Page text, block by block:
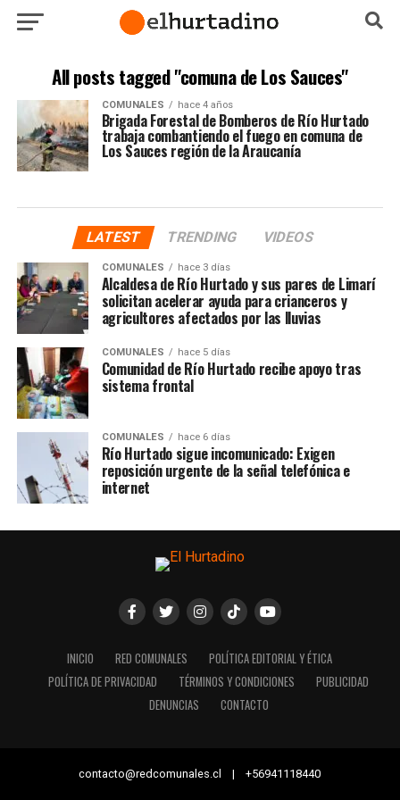
All posts tagged "comuna de Los Sauces"
COMUNALES hace 4 años
Brigada Forestal de Bomberos de Río Hurtado
trabaja combantiendo el fuego en comuna de
Los Sauces región de la Araucanía
LATEST TRENDING VIDEOS
COMUNALES hace 3 días
Alcaldesa de Río Hurtado y sus pares de Limarí
solicitan acelerar ayuda para crianceros y
agricultores afectados por las lluvias
COMUNALES hace 5 días
Comunidad de Río Hurtado recibe apoyo tras
sistema frontal
COMUNALES hace 6 días
Río Hurtado sigue incomunicado: Exigen
reposición urgente de la señal telefónica e
internet
INICIO RED COMUNALES
POLÍTICA EDITORIAL Y ÉTICA
POLÍTICA DE PRIVACIDAD
TÉRMINOS Y CONDICIONES
PUBLICIDAD
DENUNCIAS
CONTACTO
contacto@redcomunales.cl | +56941118440